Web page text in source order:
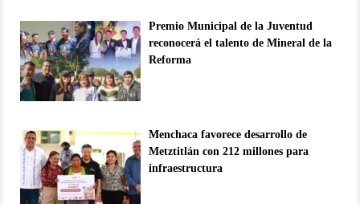
Premio Municipal de la Juventud
reconocerá el talento de Mineral de la
Reforma
Menchaca favorece desarrollo de
Metztitlán con 212 millones para
infraestructura